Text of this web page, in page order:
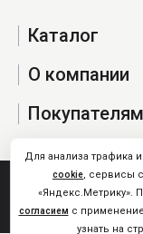
Каталог
О компании
Покупателям
Для анализа трафика
cookie, сервисы
«Яндекс.Метрику».
согласием с
узнать на